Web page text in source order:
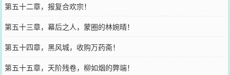
第五十二章，报复合欢宗！
第五十三章，幕后之人，蒙圈的林婉晴！
第五十四章，黑风城，收购万药斋！
第五十五章，天阶残卷，柳如烟的弊端！